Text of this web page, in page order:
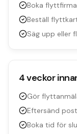
Boka
Beställ
Säg upp eller
4 veckor
Gör
Eftersänd
Boka tid för